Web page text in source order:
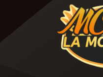
Bienestar anunciara que el
calendario oficial de pagos
de la Beca de Apoyo para
Uniformes y […]